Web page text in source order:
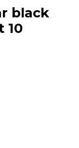
black
10